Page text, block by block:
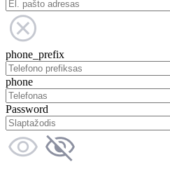
phone_prefix
phone
Password